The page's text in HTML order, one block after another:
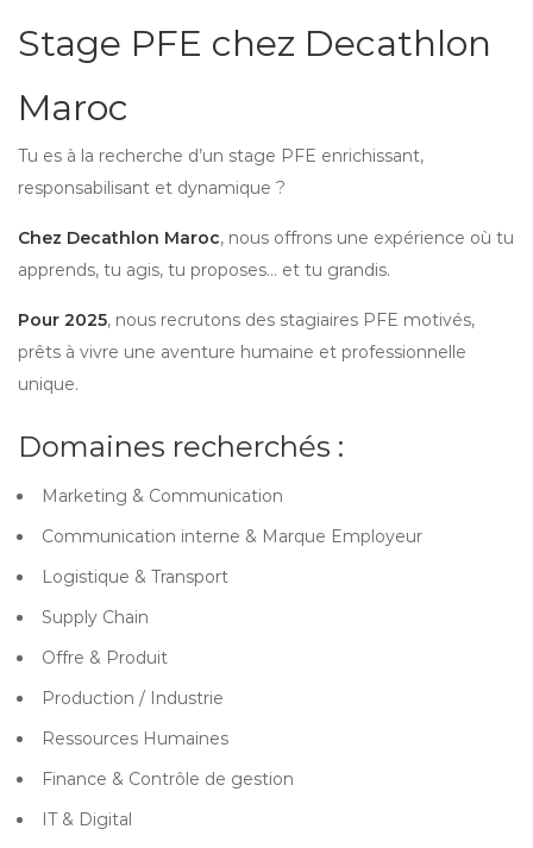
Stage PFE chez Decathlon
Maroc
Tu es à la recherche d’un stage PFE enrichissant,
responsabilisant et dynamique ?
Chez Decathlon Maroc, nous offrons une expérience où tu
apprends, tu agis, tu proposes… et tu grandis.
Pour 2025, nous recrutons des stagiaires PFE motivés,
prêts à vivre une aventure humaine et professionnelle
unique.
Domaines recherchés :
Marketing & Communication
Communication interne & Marque Employeur
Logistique & Transport
Supply Chain
Offre & Produit
Production / Industrie
Ressources Humaines
Finance & Contrôle de gestion
IT & Digital